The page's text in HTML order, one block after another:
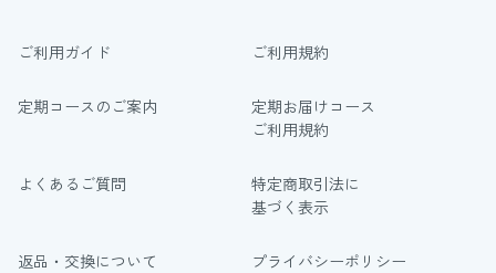
ご利用ガイド ご利用規約
定期コースのご案内
定期お届けコース
ご利用規約
よくあるご質問
特定商取引法に
基づく表示
返品・交換について プライバシーポリシー